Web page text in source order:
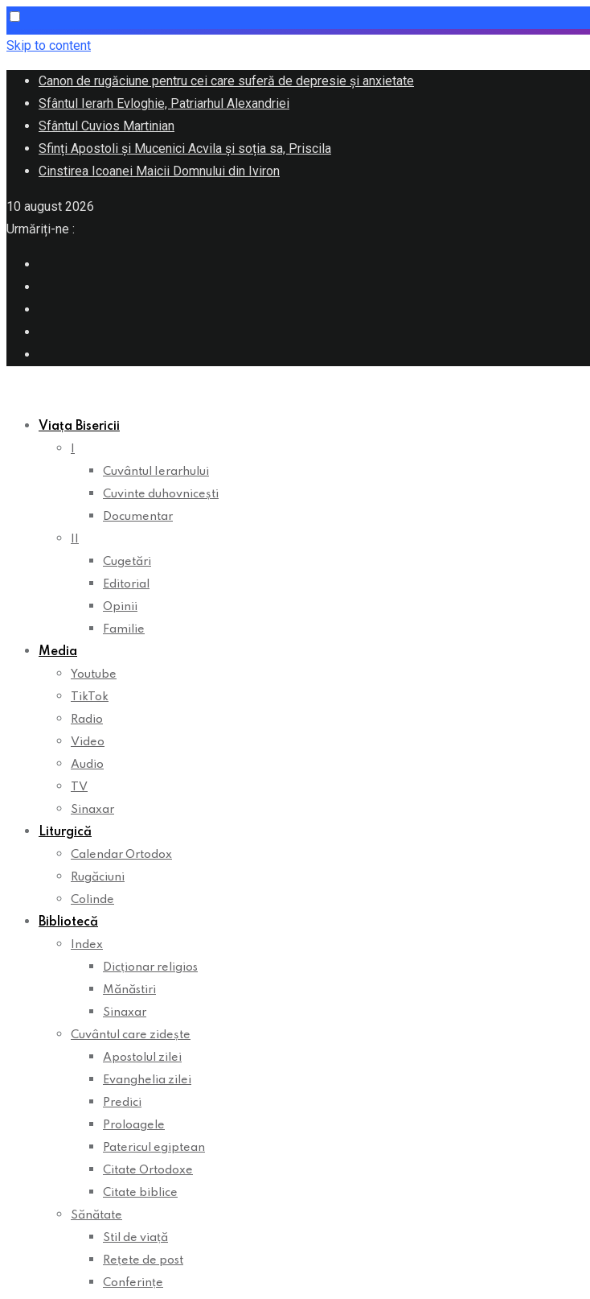
Skip to content
Canon de rugăciune pentru cei care suferă de depresie și anxietate
Sfântul Ierarh Evloghie, Patriarhul Alexandriei
Sfântul Cuvios Martinian
Sfinți Apostoli și Mucenici Acvila și soția sa, Priscila
Cinstirea Icoanei Maicii Domnului din Iviron
10 august 2026
Urmăriți-ne :
Viața Bisericii
Cuvântul Ierarhului
Cuvinte duhovnicești
Documentar
Cugetări
Editorial
Opinii
Familie
Media
Youtube
TikTok
Radio
Video
Audio
TV
Sinaxar
Liturgică
Calendar Ortodox
Rugăciuni
Colinde
Bibliotecă
Index
Dicționar religios
Mănăstiri
Sinaxar
Cuvântul care zidește
Apostolul zilei
Evanghelia zilei
Predici
Proloagele
Patericul egiptean
Citate Ortodoxe
Citate biblice
Sănătate
Stil de viață
Rețete de post
Conferințe